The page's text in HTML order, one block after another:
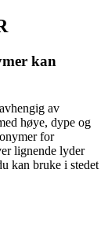
kan
av
høye, dype og
for
lignende lyder
kan bruke i stedet